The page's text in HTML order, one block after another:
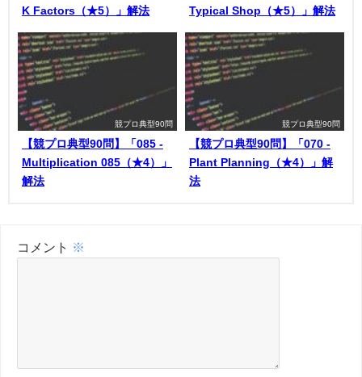
K Factors（★5）」解法
Typical Shop（★5）」解法
競プロ典型90問
【競プロ典型90問】「085 -
Multiplication 085（★4）」
解法
競プロ典型90問
【競プロ典型90問】「070 -
Plant Planning（★4）」解
法
コメント ※